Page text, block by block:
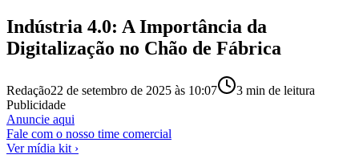
Indústria 4.0: A Importância da
Digitalização no Chão de Fábrica
Redação22 de setembro de 2025 às 10:07 3 min de leitura
Publicidade
Anuncie aqui
Fale com o nosso time comercial
Ver mídia kit ›